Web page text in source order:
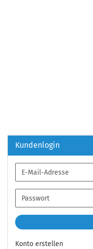
Kundenlogin
E-
Mail-
Adresse
Passwort
Konto erstellen